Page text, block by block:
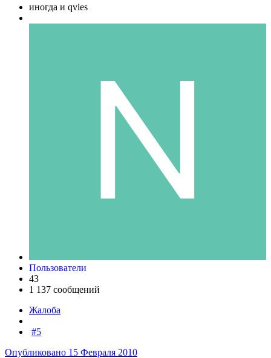
иногда и qvies
Пользователи
43
1 137 сообщений
Жалоба
#5
Опубликовано 15 Февраля 2010